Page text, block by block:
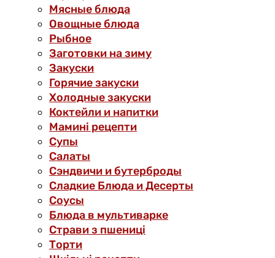
Мясные блюда
Овощные блюда
Рыбное
Заготовки на зиму
Закуски
Горячие закуски
Холодные закуски
Коктейли и напитки
Мамині рецепти
Супы
Салаты
Сэндвичи и бутерброды
Сладкие Блюда и Десерты
Соусы
Блюда в мультиварке
Страви з пшениці
Торти